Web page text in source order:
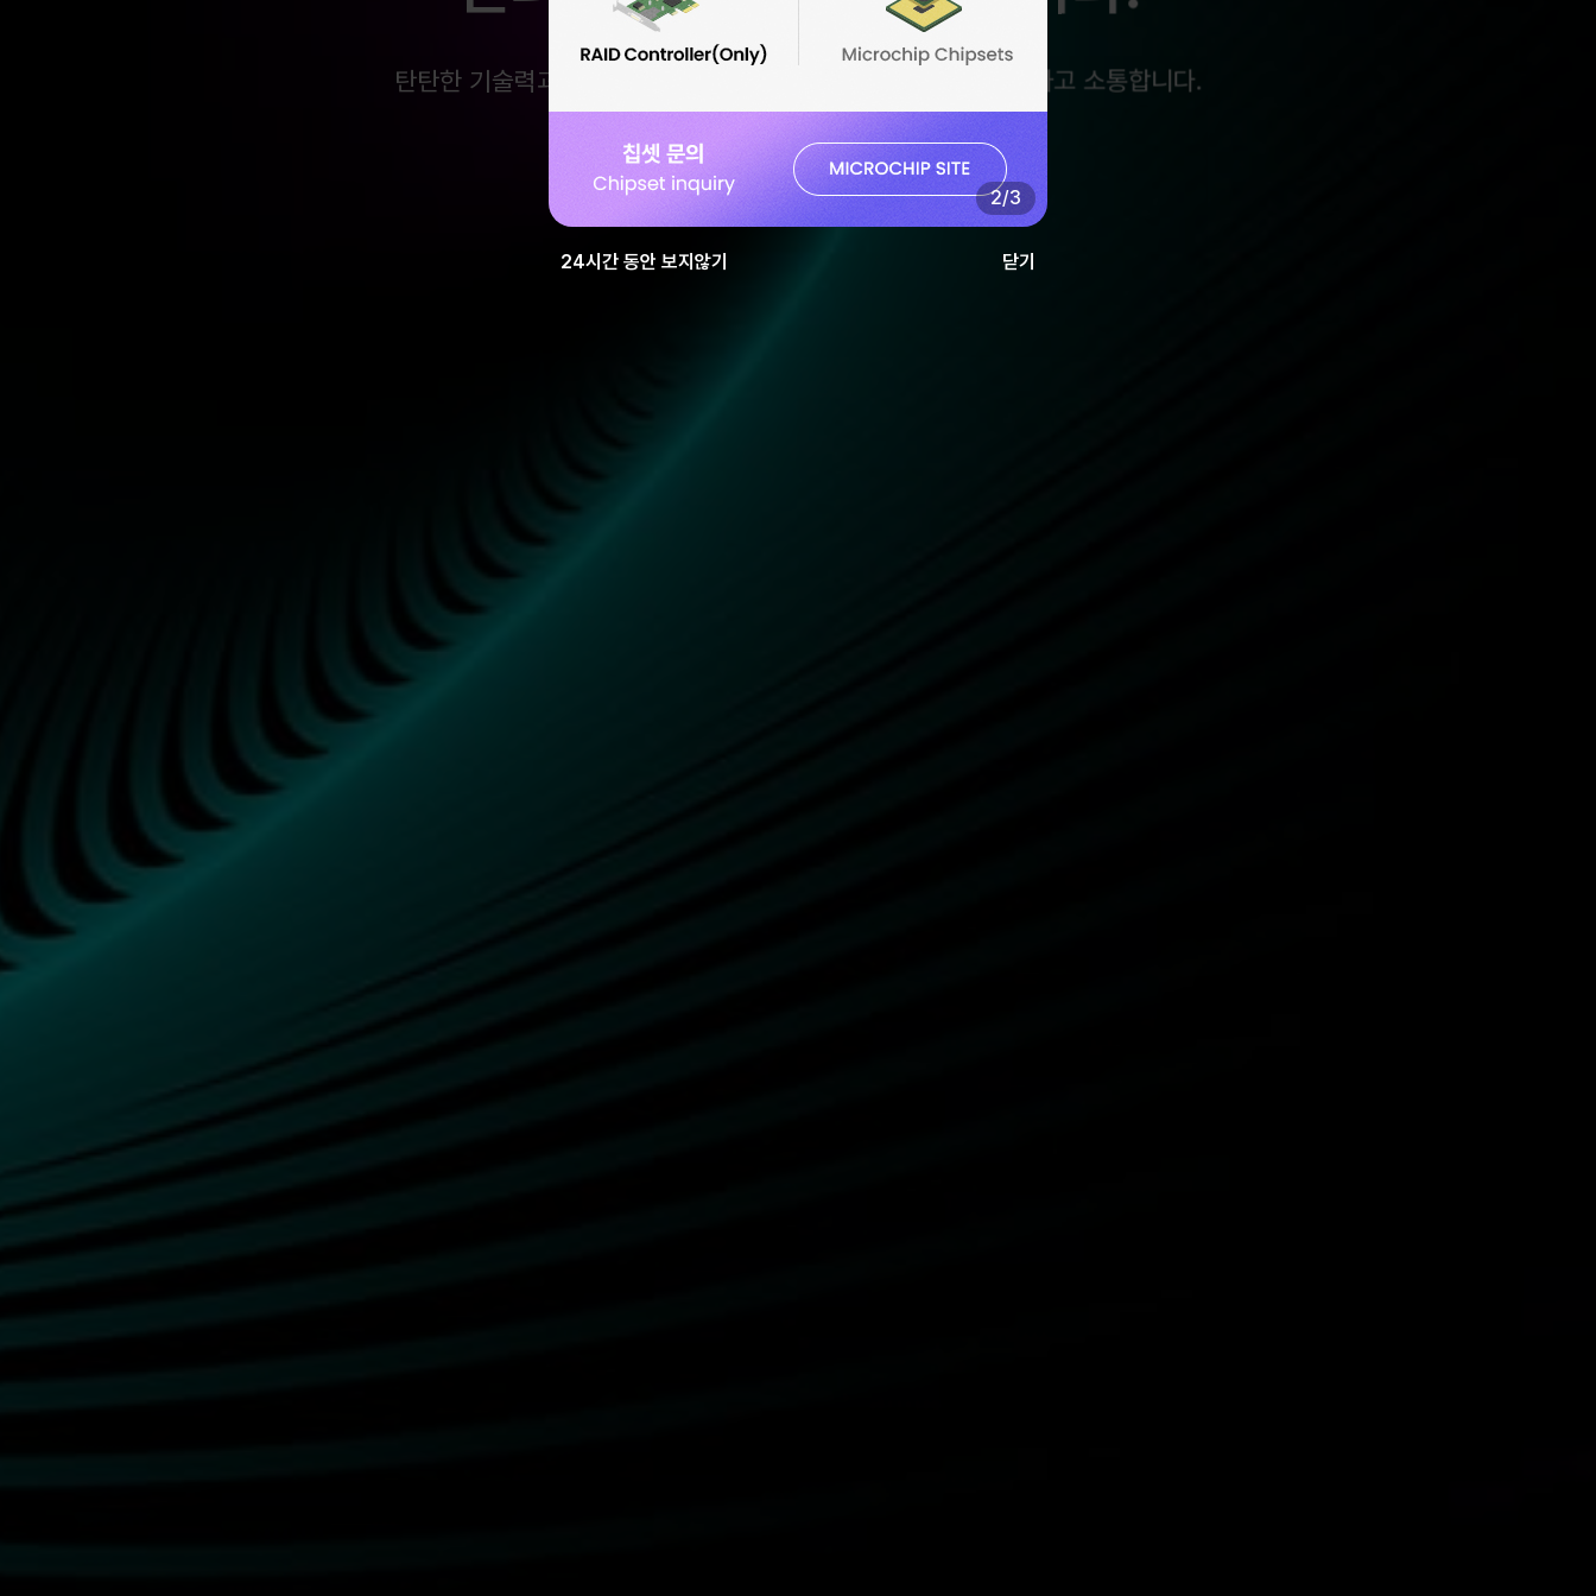
2/3
24시간 동안 보지않기 닫기
탄탄한 기술력과 축적된 데이터를 기반으로 고객의 니즈를 이해하고 소통합니다.